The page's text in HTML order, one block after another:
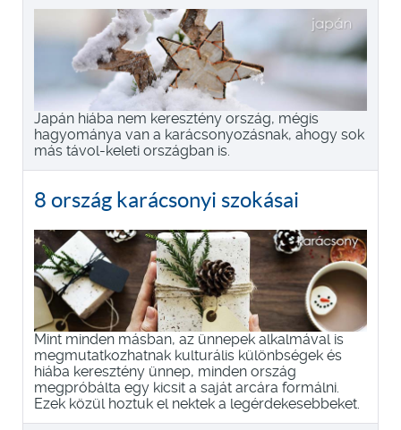
Japán hiába nem keresztény ország, mégis
hagyománya van a karácsonyozásnak, ahogy sok
más távol-keleti országban is.
8 ország karácsonyi szokásai
Mint minden másban, az ünnepek alkalmával is
megmutatkozhatnak kulturális különbségek és
hiába keresztény ünnep, minden ország
megpróbálta egy kicsit a saját arcára formálni.
Ezek közül hoztuk el nektek a legérdekesebbeket.